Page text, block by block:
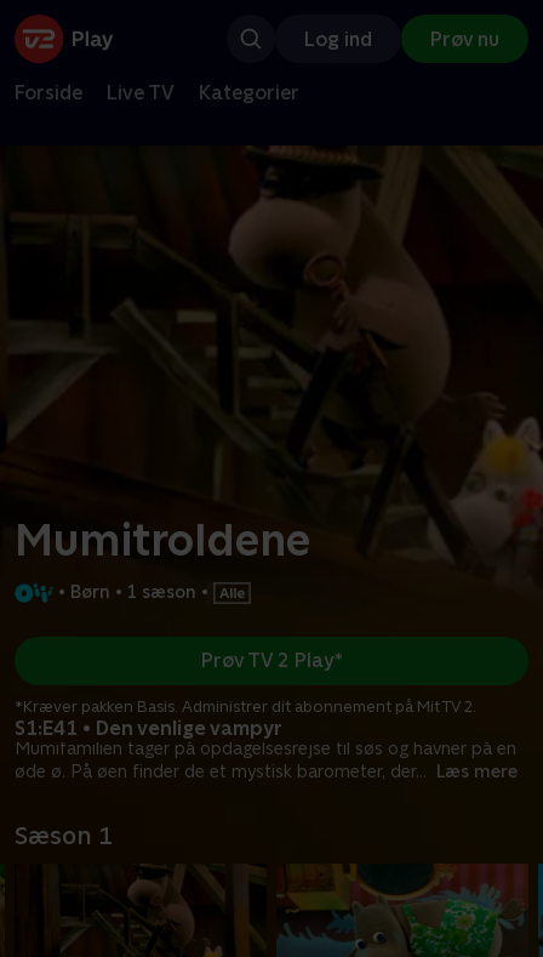
Log ind Prøv nu
Forside Live TV Kategorier
Mumitroldene
• Børn • 1 sæson •
S1:E41 • Den venlige vampyr
Mumifamilien tager på opdagelsesrejse til søs og havner på en
øde ø. På øen finder de et mystisk barometer, der... Læs mere
Prøv TV 2 Play*
*Kræver pakken Basis. Administrer dit abonnement på Mit TV 2.
Sæson 1